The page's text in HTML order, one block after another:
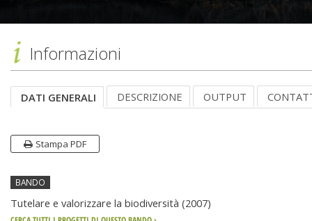
Informazioni
DATI GENERALI DESCRIZIONE OUTPUT
Stampa PDF
generali
BANDO
Tutelare e valorizzare la biodiversità (2007)